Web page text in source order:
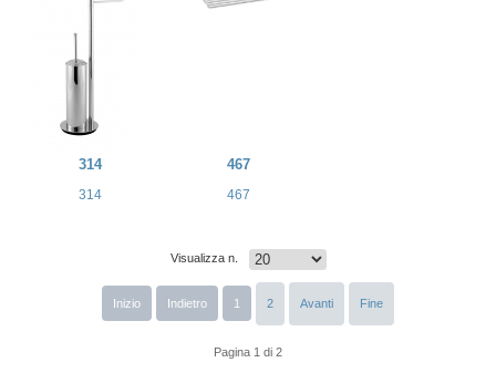
314
314
467
467
Visualizza n.
Inizio Indietro 1 2 Avanti Fine
Pagina 1 di 2